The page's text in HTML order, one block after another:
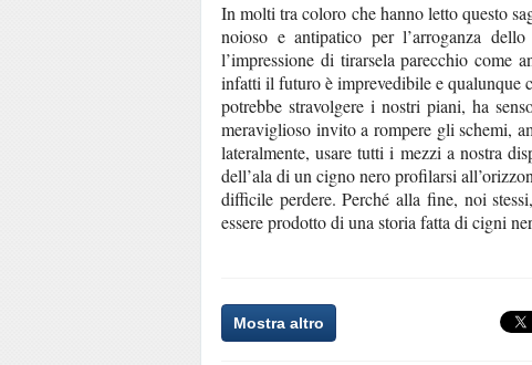
In molti tra coloro che hanno letto questo
noioso e antipatico per l’arroganza
l’impressione di tirarsela parecchio come
infatti il futuro è imprevedibile e qualunque
potrebbe stravolgere i nostri piani, ha
meraviglioso invito a rompere gli schemi,
lateralmente, usare tutti i mezzi a nostra
dell’ala di un cigno nero profilarsi
difficile perdere. Perché alla fine, noi
essere prodotto di una storia fatta di cigni
Mostra altro